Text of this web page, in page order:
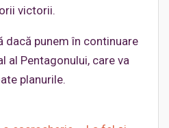
victorii.
dacă punem în continuare
al Pentagonului, care va
planurile.